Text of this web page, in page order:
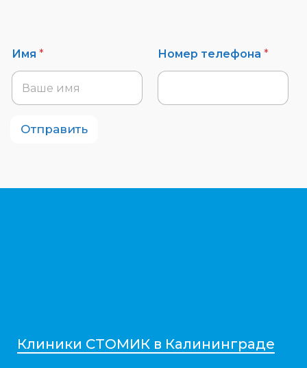
Имя * Номер телефона *
Отправить
Клиники СТОМИК в Калининграде